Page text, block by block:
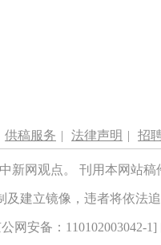
供稿服务 | 法律声明 | 招
新网观点。 刊用本网站稿
建立镜像，违者将依法追
网安备：110102003042-1]